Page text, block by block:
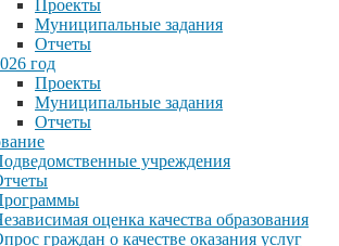
Проекты
Муниципальные задания
Отчеты
год
Проекты
Муниципальные задания
Отчеты
учреждения
оценка качества образования
граждан о качестве оказания услуг